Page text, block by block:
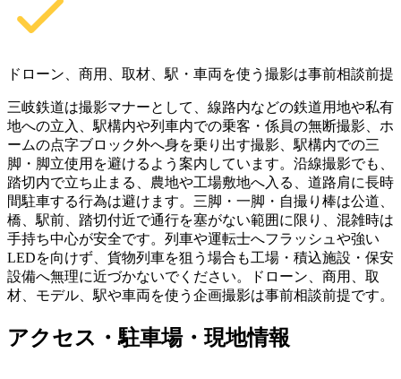
ドローン、商用、取材、駅・車両を使う撮影は事前相談前提
三岐鉄道は撮影マナーとして、線路内などの鉄道用地や私有
地への立入、駅構内や列車内での乗客・係員の無断撮影、ホ
ームの点字ブロック外へ身を乗り出す撮影、駅構内での三
脚・脚立使用を避けるよう案内しています。沿線撮影でも、
踏切内で立ち止まる、農地や工場敷地へ入る、道路肩に長時
間駐車する行為は避けます。三脚・一脚・自撮り棒は公道、
橋、駅前、踏切付近で通行を塞がない範囲に限り、混雑時は
手持ち中心が安全です。列車や運転士へフラッシュや強い
LEDを向けず、貨物列車を狙う場合も工場・積込施設・保安
設備へ無理に近づかないでください。ドローン、商用、取
材、モデル、駅や車両を使う企画撮影は事前相談前提です。
アクセス・駐車場・現地情報